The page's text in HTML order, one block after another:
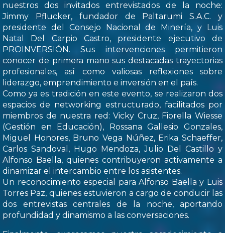
nuestros dos invitados entrevistados de la noche:
Jimmy Pflucker, fundador de Paltarumi S.A.C. y
presidente del Consejo Nacional de Minería, y Luis
Natal Del Carpio Castro, presidente ejecutivo de
PROINVERSIÓN. Sus intervenciones permitieron
conocer de primera mano sus destacadas trayectorias
profesionales, así como valiosas reflexiones sobre
liderazgo, emprendimiento e inversión en el país.
Como ya es tradición en este evento, se realizaron dos
espacios de networking estructurado, facilitados por
miembros de nuestra red: Vicky Cruz, Fiorella Wiesse
(Gestión en Educación), Rossana Gallesio Gonzales,
Miguel Honores, Bruno Vega Núñez, Erika Schaeffer,
Carlos Sandoval, Hugo Mendoza, Julio Del Castillo y
Alfonso Baella, quienes contribuyeron activamente a
dinamizar el intercambio entre los asistentes.
Un reconocimiento especial para Alfonso Baella y Luis
Torres Paz, quienes estuvieron a cargo de conducir las
dos entrevistas centrales de la noche, aportando
profundidad y dinamismo a las conversaciones.